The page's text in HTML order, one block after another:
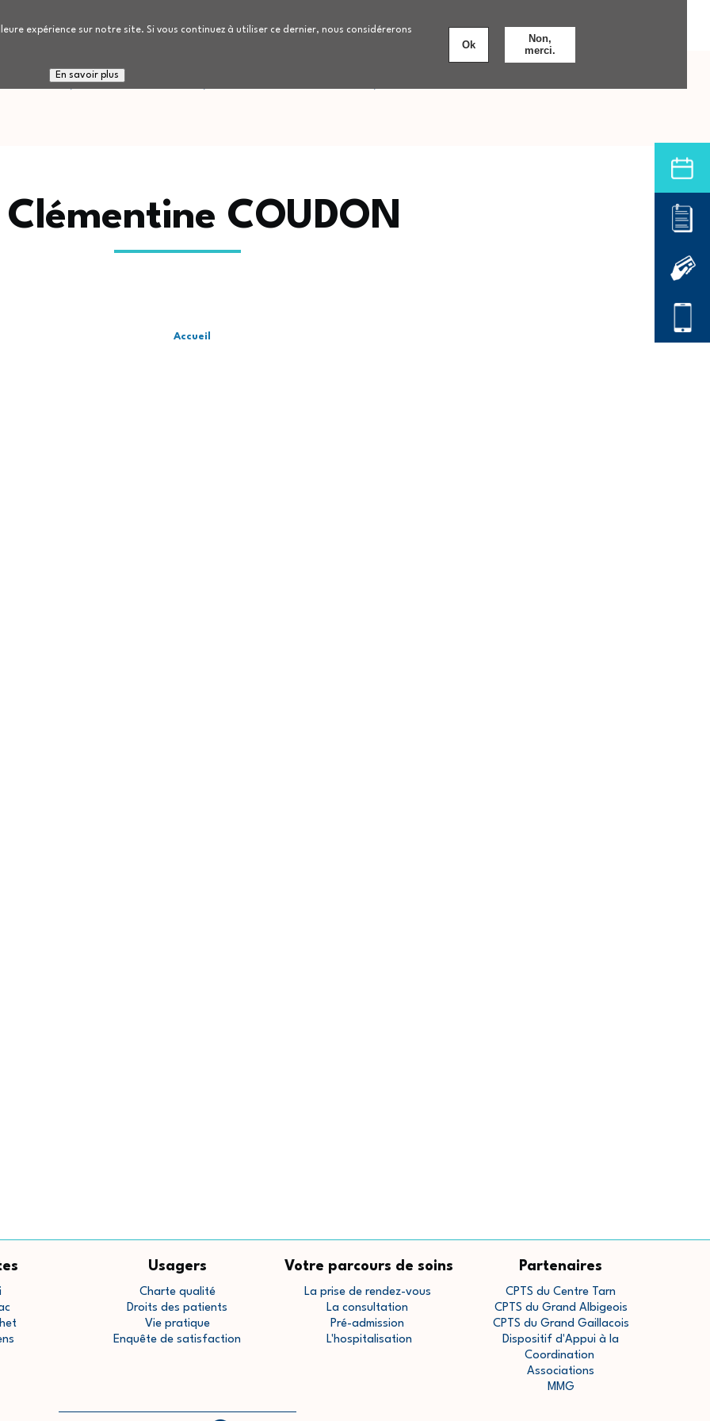
expérience sur notre site. Si vous continuez à utiliser ce dernier, nous considérerons
En savoir plus
Ok
Non,
merci.
8 établissements
connaitre Nous rejoindre
Clémentine COUDON
Accueil
Usagers
Charte qualité
Droits des patients
Vie pratique
Enquête de satisfaction
Votre parcours de soins
La prise de rendez-vous
La consultation
Pré-admission
L'hospitalisation
Partenaires
CPTS du Centre Tarn
CPTS du Grand Albigeois
CPTS du Grand Gaillacois
Dispositif d'Appui à la
Coordination
Associations
MMG